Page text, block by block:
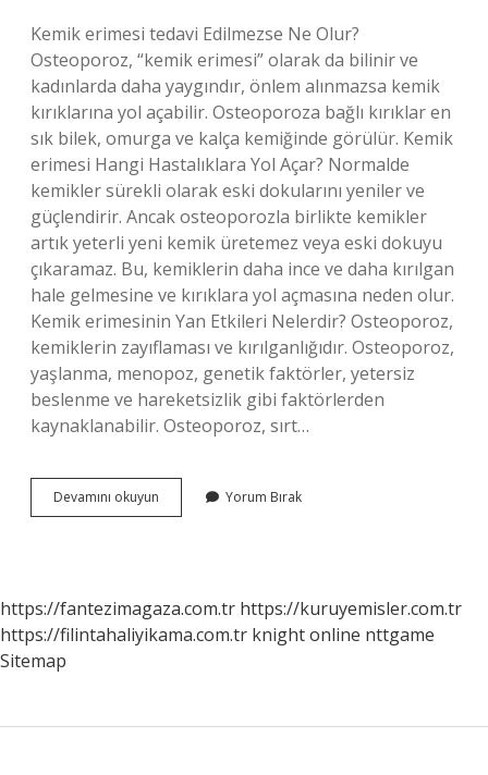
Kemik erimesi tedavi Edilmezse Ne Olur?
Osteoporoz, “kemik erimesi” olarak da bilinir ve
kadınlarda daha yaygındır, önlem alınmazsa kemik
kırıklarına yol açabilir. Osteoporoza bağlı kırıklar en
sık bilek, omurga ve kalça kemiğinde görülür. Kemik
erimesi Hangi Hastalıklara Yol Açar? Normalde
kemikler sürekli olarak eski dokularını yeniler ve
güçlendirir. Ancak osteoporozla birlikte kemikler
artık yeterli yeni kemik üretemez veya eski dokuyu
çıkaramaz. Bu, kemiklerin daha ince ve daha kırılgan
hale gelmesine ve kırıklara yol açmasına neden olur.
Kemik erimesinin Yan Etkileri Nelerdir? Osteoporoz,
kemiklerin zayıflaması ve kırılganlığıdır. Osteoporoz,
yaşlanma, menopoz, genetik faktörler, yetersiz
beslenme ve hareketsizlik gibi faktörlerden
kaynaklanabilir. Osteoporoz, sırt…
Devamını okuyun
Erimesi
Yorum Bırak
https://fantezimagaza.com.tr https://kuruyemisler.com.tr
https://filintahaliyikama.com.tr knight online nttgame
Sitemap